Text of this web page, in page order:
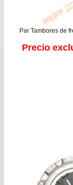
Par Tambores de
Precio